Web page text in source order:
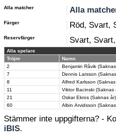
Alla matcher Alla
Färger Röd, Svart,
Reservfärger Svart,
Alla spelare
Tröjnr
Namn
2
Benjamin Råvik
7
Dennis Larsson
8
Alfred Karlsson
11
Viktor Bacinski (Saknas
21
Oskar Ekros (Saknas år)
60
Albin Arvidsson
Stämmer inte uppgifterna? -
iBIS.